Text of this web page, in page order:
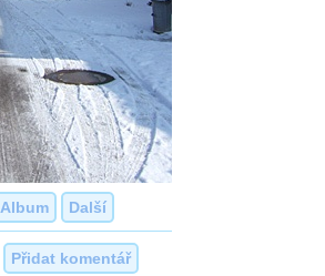
Album Další
Přidat komentář